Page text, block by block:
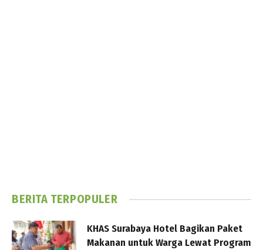
BERITA TERPOPULER
KHAS Surabaya Hotel Bagikan Paket
Makanan untuk Warga Lewat Program